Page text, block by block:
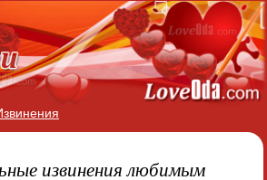
извинения любимым